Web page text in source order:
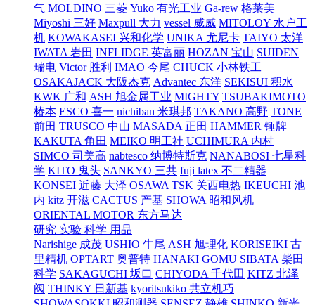
气 MOLDINO 三菱 Yuko 有光工业 Ga-rew 格莱美
Miyoshi 三好 Maxpull 大力 vessel 威威 MITOLOY 水户工
机 KOWAKASEI 兴和化学 UNIKA 尤尼卡 TAIYO 太洋
IWATA 岩田 INFLIDGE 英富丽 HOZAN 宝山 SUIDEN
瑞电 Victor 胜利 IMAO 今尾 CHUCK 小林铁工
OSAKAJACK 大阪杰克 Advantec 东洋 SEKISUI 积水
KWK 广和 ASH 旭金属工业 MIGHTY TSUBAKIMOTO
椿本 ESCO 喜一 nichiban 米琪邦 TAKANO 高野 TONE
前田 TRUSCO 中山 MASADA 正田 HAMMER 锤牌
KAKUTA 角田 MEIKO 明工社 UCHIMURA 内村
SIMCO 司美高 nabtesco 纳博特斯克 NANABOSI 七星科
学 KITO 鬼头 SANKYO 三共 fuji latex 不二精器
KONSEI 近藤 大泽 OSAWA TSK 关西电热 IKEUCHI 池
内 kitz 开滋 CACTUS 产基 SHOWA 昭和风机
ORIENTAL MOTOR 东方马达
研究 实验 科学 用品
Narishige 成茂 USHIO 牛尾 ASH 旭理化 KORISEIKI 古
里精机 OPTART 奥普特 HANAKI GOMU SIBATA 柴田
科学 SAKAGUCHI 坂口 CHIYODA 千代田 KITZ 北泽
阀 THINKY 日新基 kyoritsukiko 共立机巧